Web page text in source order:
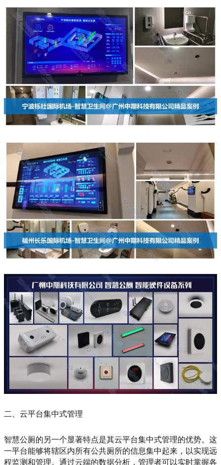
二、云平台集中式管理
智慧公厕的另一个显著特点是其云平台集中式管理的优势。这
一平台能够将辖区内所有公共厕所的信息集中起来，以实现远
程监测和管理。通过云端的数据分析，管理者可以实时掌握各